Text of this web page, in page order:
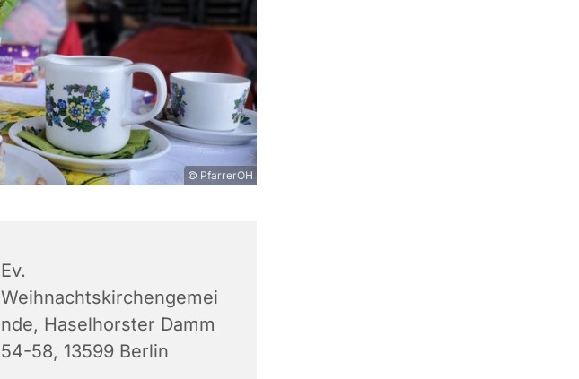
© PfarrerOH
Ev.
Weihnachtskirchengemei
nde, Haselhorster Damm
54-58, 13599 Berlin